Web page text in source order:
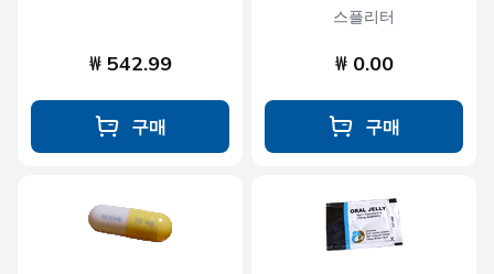
₩ 542.99
구매
스플리터
₩ 0.00
구매